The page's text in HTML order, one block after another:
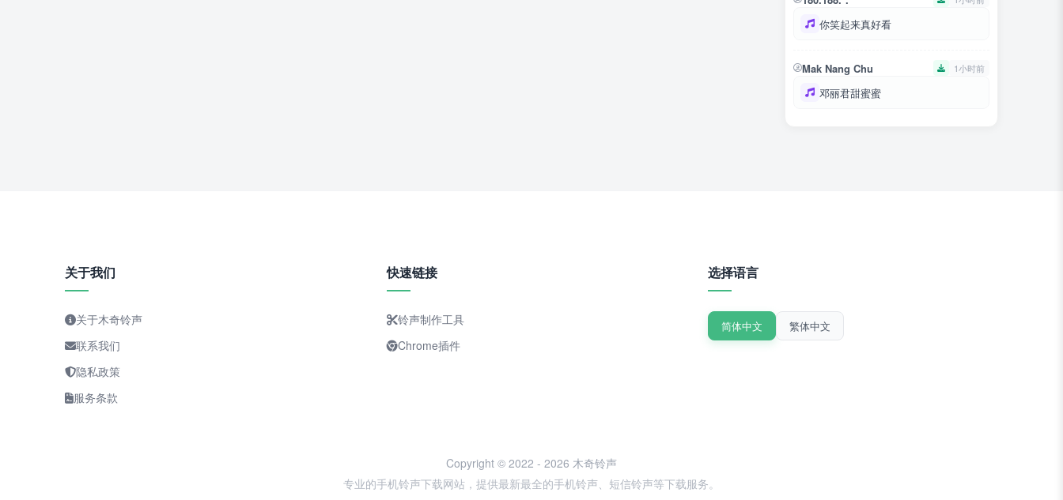
你笑起来真好看
Mak Nang Chu 1小时前
邓丽君甜蜜蜜
关于我们
关于木奇铃声
联系我们
隐私政策
服务条款
快速链接
铃声制作工具
Chrome插件
选择语言
简体中文 繁体中文
Copyright © 2022 - 2026 木奇铃声
专业的手机铃声下载网站，提供最新最全的手机铃声、短信铃声等下载服务。